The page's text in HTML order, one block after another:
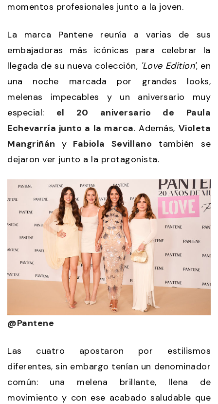
momentos profesionales junto a la joven.
La marca Pantene reunía a varias de sus
embajadoras más icónicas para celebrar la
llegada de su nueva colección, 'Love Edition', en
una noche marcada por grandes looks,
melenas impecables y un aniversario muy
especial: el 20 aniversario de Paula
Echevarría junto a la marca. Además, Violeta
Mangriñán y Fabiola Sevillano también se
dejaron ver junto a la protagonista.
@Pantene
Las cuatro apostaron por estilismos
diferentes, sin embargo tenían un denominador
común: una melena brillante, llena de
movimiento y con ese acabado saludable que